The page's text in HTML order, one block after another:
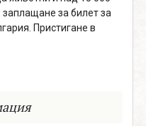
за билет за
Пристигане в